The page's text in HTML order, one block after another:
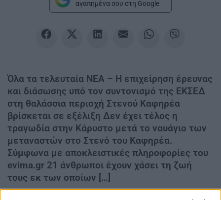
αγαπημένα σου στη Google
Όλα τα τελευταία ΝΕΑ – Η επιχείρηση έρευνας
και διάσωσης υπό τον συντονισμό της ΕΚΣΕΔ
στη θαλάσσια περιοχή Στενού Καφηρέα
βρίσκεται σε εξέλιξη Δεν έχει τέλος η
τραγωδία στην Κάρυστο μετά το ναυάγιο των
μεταναστών στο Στενό του Καφηρέα.
Σύμφωνα με αποκλειστικές πληροφορίες του
evima.gr 21 άνθρωποι έχουν χάσει τη ζωή
τους εκ των οποίων […]